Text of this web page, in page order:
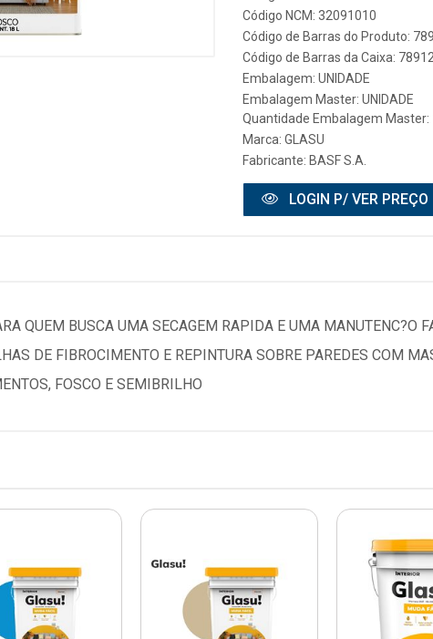
Código NCM: 32091010
Código de Barras do Produto:
Código de Barras da Caixa:
Embalagem: UNIDADE
Embalagem Master: UNIDADE
Quantidade Embalagem Master:
Marca: GLASU
Fabricante: BASF S.A.
LOGIN P/ VER PREÇO
QUEM BUSCA UMA SECAGEM RAPIDA E UMA MANUTENC?O
DE FIBROCIMENTO E REPINTURA SOBRE PAREDES COM
FOSCO E SEMIBRILHO